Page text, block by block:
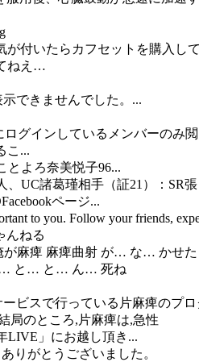
付いたらカフセットを購入
ねえ…
できませんでした。...
グインしているメンバーの
こ...
とよろ奈美悦子96...
、UC諸葛瑾相手（証21）：SR
ページ...
to you. Follow your friends,
んねる
が麻痺 麻痺曲射 が… な… か
… と… と… ん… 死ね
ビスで行っている片麻痺のプ
局のところ,片麻痺は,急性
LIVE」にお越し頂き...
りがとうございました。